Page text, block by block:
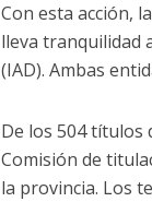
Con esta acción,
lleva tranquilidad
(IAD). Ambas
De los 504 títulos
Comisión de
la provincia. Los